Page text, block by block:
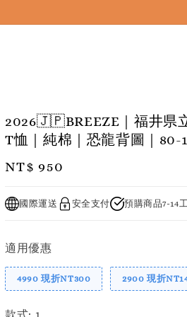
購物金
2026🇯🇵BREEZE｜福井県
T恤｜純棉｜恐龍背圖｜80-
Regular
NT$ 950
國際運送 安全支付 預購商品7-14
適用優惠
4990 現折NT300 2900 現折